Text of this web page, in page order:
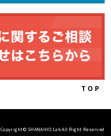
Copyright© SHANAIHO Lab All Right Reserved
TOP